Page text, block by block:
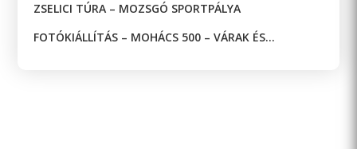
ZSELICI TÚRA – MOZSGÓ SPORTPÁLYA
FOTÓKIÁLLÍTÁS – MOHÁCS 500 – VÁRAK ÉS